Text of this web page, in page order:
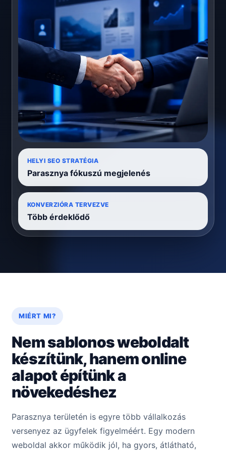
HELYI SEO STRATÉGIA
Parasznya fókuszú megjelenés
KONVERZIÓRA TERVEZVE
Több érdeklődő
MIÉRT MI?
Nem sablonos weboldalt
készítünk, hanem online
alapot építünk a
növekedéshez
Parasznya területén is egyre több vállalkozás
versenyez az ügyfelek figyelméért. Egy modern
weboldal akkor működik jól, ha gyors, átlátható,